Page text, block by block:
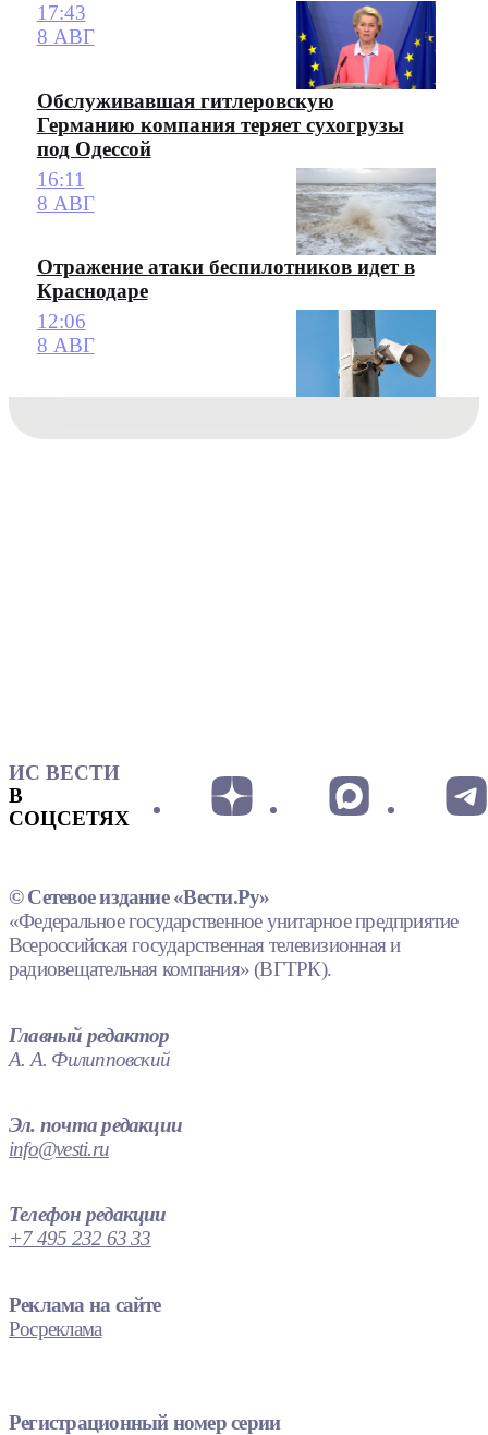
17:43
8 АВГ
Обслуживавшая гитлеровскую
Германию компания теряет сухогрузы
под Одессой
16:11
8 АВГ
Отражение атаки беспилотников идет в
Краснодаре
12:06
8 АВГ
ИС ВЕСТИ
В
СОЦСЕТЯХ
© Сетевое издание «Вести.Ру»
«Федеральное государственное унитарное предприятие
Всероссийская государственная телевизионная и
радиовещательная компания» (ВГТРК).
Главный редактор
А. А. Филипповский
Эл. почта редакции
info@vesti.ru
Телефон редакции
+7 495 232 63 33
Реклама на сайте
Росреклама
Регистрационный номер серии